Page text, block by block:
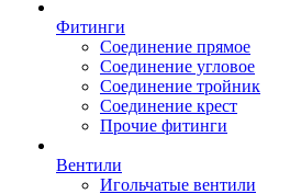
Фитинги
Соединение прямое
Соединение угловое
Соединение тройник
Соединение крест
Прочие фитинги
Вентили
Игольчатые вентили